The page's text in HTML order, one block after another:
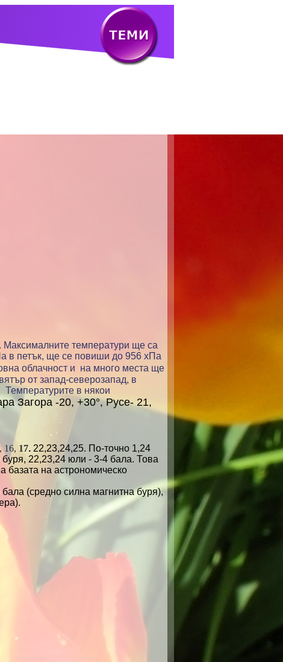
Максималните температури ще са
в петък, ще се повиши до 956 хПа
облачност и на много места ще
от запад-северозапад, в
Температурите в някои
Загора -20, +30°, Русе- 21,
16, 17. 22,23,24,25. По-точно 1,24
22,23,24 юли - 3-4 бала. Това
базата на астрономическо
бала (средно силна магнитна буря),
).